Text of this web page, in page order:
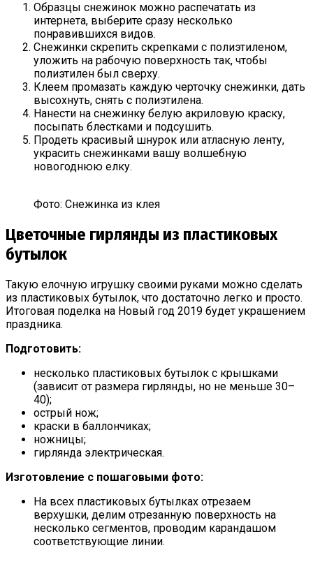
Образцы снежинок можно распечатать из
интернета, выберите сразу несколько
понравившихся видов.
Снежинки скрепить скрепками с полиэтиленом,
уложить на рабочую поверхность так, чтобы
полиэтилен был сверху.
Клеем промазать каждую черточку снежинки, дать
высохнуть, снять с полиэтилена.
Нанести на снежинку белую акриловую краску,
посыпать блестками и подсушить.
Продеть красивый шнурок или атласную ленту,
украсить снежинками вашу волшебную
новогоднюю елку.
Фото: Снежинка из клея
Цветочные гирлянды из пластиковых
бутылок
Такую елочную игрушку своими руками можно сделать
из пластиковых бутылок, что достаточно легко и просто.
Итоговая поделка на Новый год 2019 будет украшением
праздника.
Подготовить:
несколько пластиковых бутылок с крышками
(зависит от размера гирлянды, но не меньше 30–
40);
острый нож;
краски в баллончиках;
ножницы;
гирлянда электрическая.
Изготовление с пошаговыми фото:
На всех пластиковых бутылках отрезаем
верхушки, делим отрезанную поверхность на
несколько сегментов, проводим карандашом
соответствующие линии.